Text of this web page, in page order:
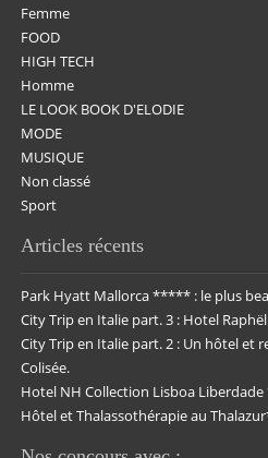
Femme
FOOD
HIGH TECH
Homme
LE LOOK BOOK D'ELODIE
MODE
MUSIQUE
Non classé
Sport
Articles récents
Park Hyatt Mallorca ***** : le plus
City Trip en Italie part. 3 : Hotel
City Trip en Italie part. 2 : Un hôtel et
Colisée.
Hotel NH Collection Lisboa
Hôtel et Thalassothérapie au